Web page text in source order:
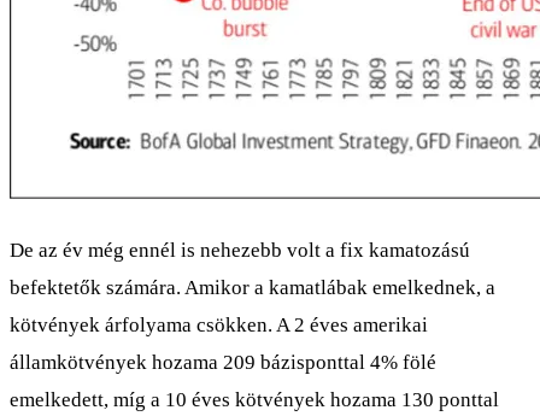
De az év még ennél is nehezebb volt a fix kamatozású
befektetők számára. Amikor a kamatlábak emelkednek, a
kötvények árfolyama csökken. A 2 éves amerikai
államkötvények hozama 209 bázisponttal 4% fölé
emelkedett, míg a 10 éves kötvények hozama 130 ponttal